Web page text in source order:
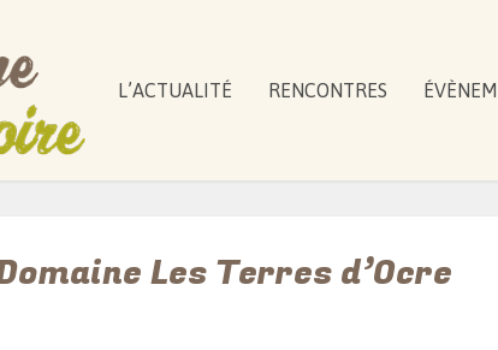
L’ACTUALITÉ RENCONTRES
Les Terres d’Ocre